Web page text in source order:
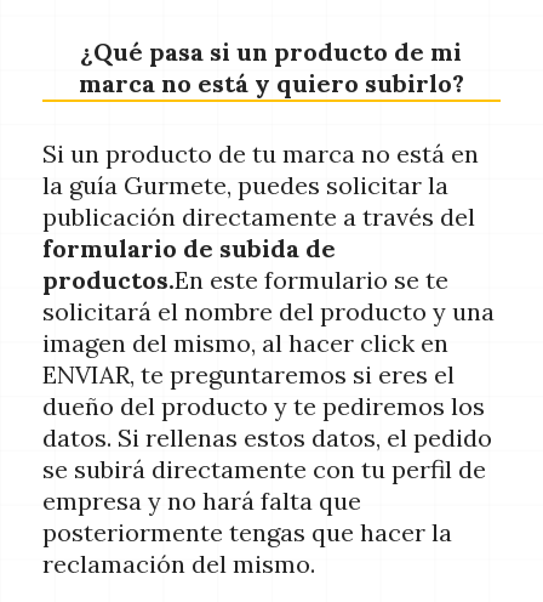
¿Qué pasa si un producto de mi
marca no está y quiero subirlo?
Si un producto de tu marca no está en
la guía Gurmete, puedes solicitar la
publicación directamente a través del
formulario de subida de
productos.En este formulario se te
solicitará el nombre del producto y una
imagen del mismo, al hacer click en
ENVIAR, te preguntaremos si eres el
dueño del producto y te pediremos los
datos. Si rellenas estos datos, el pedido
se subirá directamente con tu perfil de
empresa y no hará falta que
posteriormente tengas que hacer la
reclamación del mismo.